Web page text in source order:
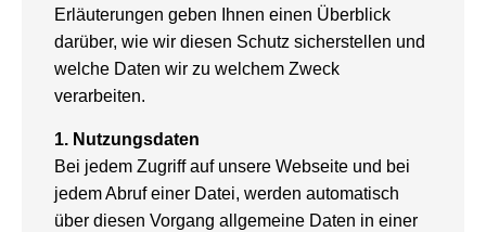
Erläuterungen geben Ihnen einen Überblick
darüber, wie wir diesen Schutz sicherstellen und
welche Daten wir zu welchem Zweck
verarbeiten.
1. Nutzungsdaten
Bei jedem Zugriff auf unsere Webseite und bei
jedem Abruf einer Datei, werden automatisch
über diesen Vorgang allgemeine Daten in einer